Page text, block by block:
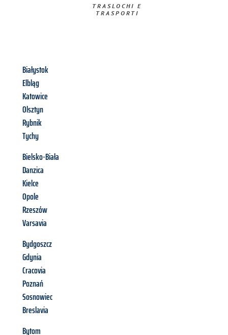
TRASLOCHI E
TRASPORTI​
Białystok
Elbląg
Katowice
Olsztyn
Rybnik
Tychy
Bielsko-Biała
Danzica
Kielce
Opole
Rzeszów
Varsavia
Bydgoszcz
Gdynia
Cracovia
Poznań
Sosnowiec
Breslavia
Bytom